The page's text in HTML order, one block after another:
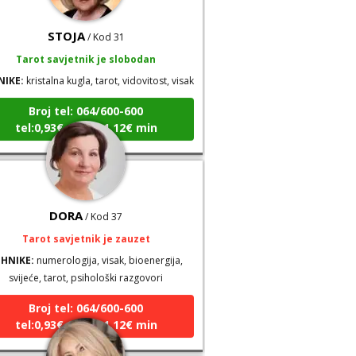
STOJA/ Kod 31
Tarot savjetnik je slobodan
kristalna kugla, tarot, vidovitost, visak
Broj tel: 064/600-600
tel:0,93€ - mob:1,12€ min
DORA/ Kod 37
numerologija, visak, bioenergija,
svijeće, tarot, psihološki razgovori
Broj tel: 064/600-600
tel:0,93€ - mob:1,12€ min